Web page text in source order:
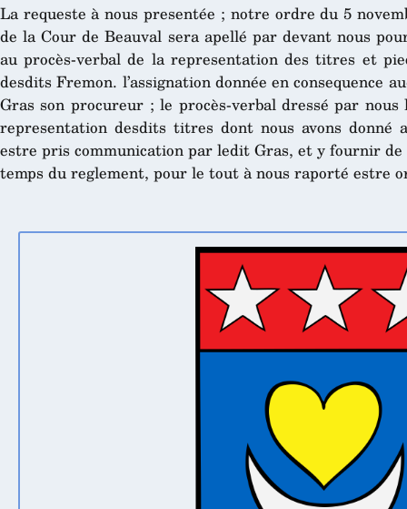
La requeste à nous presentée ; notre ordre du 5
de la Cour de Beauval sera apellé par devant nous
au procès-verbal de la representation des titres et
desdits Fremon. l’assignation donnée en consequence
Gras son procureur ; le procès-verbal dressé par
representation desdits titres dont nous avons
estre pris communication par ledit Gras, et y fournir
temps du reglement, pour le tout à nous raporté estre